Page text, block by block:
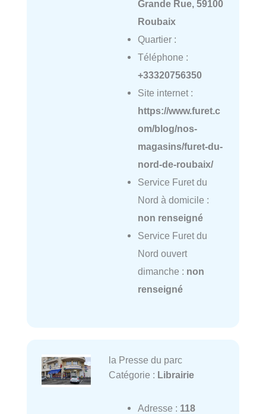
Grande Rue, 59100
Roubaix
Quartier :
Téléphone :
+33320756350
Site internet :
https://www.furet.c
om/blog/nos-
magasins/furet-du-
nord-de-roubaix/
Service Furet du
Nord à domicile :
non renseigné
Service Furet du
Nord ouvert
dimanche : non
renseigné
la Presse du parc
Catégorie : Librairie
Adresse : 118